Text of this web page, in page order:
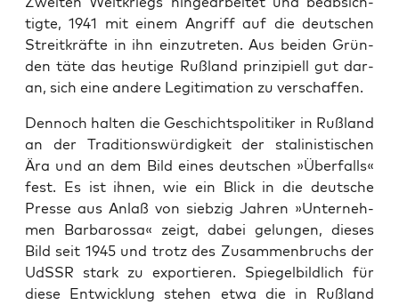
tig­te, 1941 mit einem Angriff auf die deut­schen
Streit­kräf­te in ihn ein­zu­tre­ten. Aus bei­den Grün­
den täte das heu­ti­ge Ruß­land prin­zi­pi­ell gut dar­
an, sich eine ande­re Legi­ti­ma­ti­on zu verschaffen.
Den­noch hal­ten die Geschichts­po­li­ti­ker in Ruß­land
an der Tra­di­ti­ons­wür­dig­keit der sta­li­nis­ti­schen
Ära und an dem Bild eines deut­schen »Über­falls«
fest. Es ist ihnen, wie ein Blick in die deut­sche
Pres­se aus Anlaß von sieb­zig Jah­ren »Unter­neh­
men Bar­ba­ros­sa« zeigt, dabei gelun­gen, die­ses
Bild seit 1945 und trotz des Zusam­men­bruchs der
UdSSR stark zu expor­tie­ren. Spie­gel­bild­lich für
die­se Ent­wick­lung ste­hen etwa die in Ruß­land